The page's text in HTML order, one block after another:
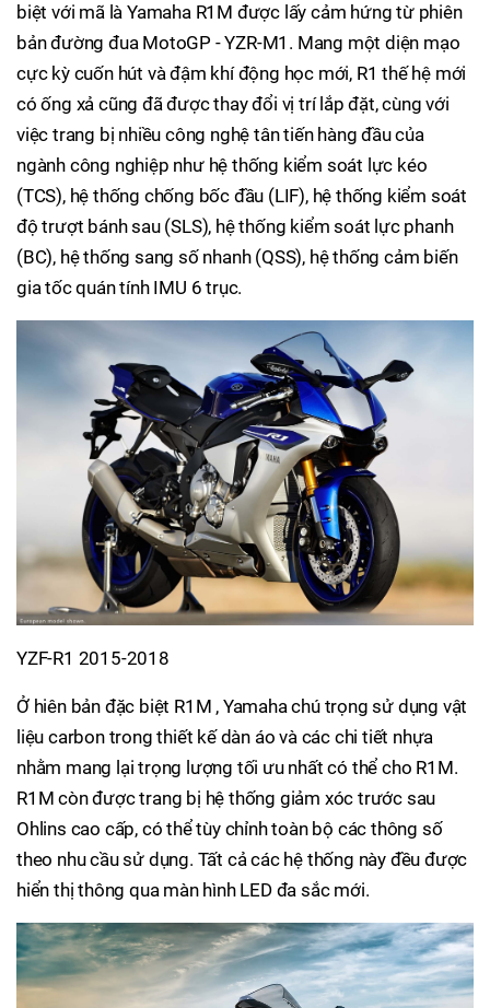
biệt với mã là Yamaha R1M được lấy cảm hứng từ phiên
bản đường đua MotoGP - YZR-M1. Mang một diện mạo
cực kỳ cuốn hút và đậm khí động học mới, R1 thế hệ mới
có ống xả cũng đã được thay đổi vị trí lắp đặt, cùng với
việc trang bị nhiều công nghệ tân tiến hàng đầu của
ngành công nghiệp như hệ thống kiểm soát lực kéo
(TCS), hệ thống chống bốc đầu (LIF), hệ thống kiểm soát
độ trượt bánh sau (SLS), hệ thống kiểm soát lực phanh
(BC), hệ thống sang số nhanh (QSS), hệ thống cảm biến
gia tốc quán tính IMU 6 trục.
YZF-R1 2015-2018
Ở hiên bản đặc biệt R1M , Yamaha chú trọng sử dụng vật
liệu carbon trong thiết kế dàn áo và các chi tiết nhựa
nhằm mang lại trọng lượng tối ưu nhất có thể cho R1M.
R1M còn được trang bị hệ thống giảm xóc trước sau
Ohlins cao cấp, có thể tùy chỉnh toàn bộ các thông số
theo nhu cầu sử dụng. Tất cả các hệ thống này đều được
hiển thị thông qua màn hình LED đa sắc mới.